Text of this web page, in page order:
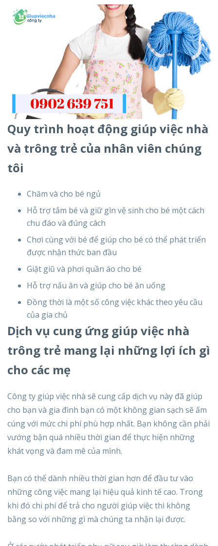
Quy trình hoạt động giúp việc nhà
và trông trẻ của nhân viên chúng
tôi
Chăm và cho bé ngủ
Hỗ trợ tắm bé và giữ gìn vệ sinh cho bé một cách
chu đáo và đúng cách
Chơi cùng với bé để giúp cho bé có thể phát triển
được nhận thức ban đầu
Giặt giũ và phơi quần áo cho bé
Hỗ trợ nấu ăn và giúp cho bé ăn uống
Đồng thời là một số công việc khác theo yêu cầu
của gia chủ
Dịch vụ cung ứng giúp việc nhà
trông trẻ mang lại những lợi ích gì
cho các mẹ
Công ty giúp việc nhà sẽ cung cấp dịch vụ này đã giúp
cho bạn và gia đình bạn có một không gian sạch sẽ ấm
cúng với mức chi phí phù hợp nhất. Bạn không cần phải
vướng bận quá nhiều thời gian để thực hiện những
khát vọng và đam mê của mình.
Bạn có thể dành nhiều thời gian hơn để đầu tư vào
những công việc mang lại hiệu quả kinh tế cao. Trong
khi đó chi phí để trả cho người giúp việc thì không
bằng so với những gì mà chúng ta nhận lại được.